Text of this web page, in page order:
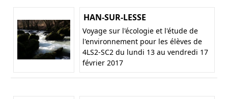
HAN-SUR-LESSE
Voyage sur l'écologie et l'étude de
l'environnement pour les élèves de
4LS2-SC2 du lundi 13 au vendredi 17
février 2017